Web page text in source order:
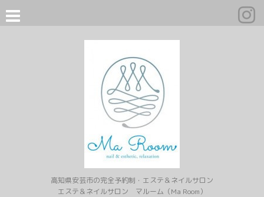
高知県安芸市の完全予約制・エステ＆ネイルサロン
エステ＆ネイルサロン マルーム（Ma Room）